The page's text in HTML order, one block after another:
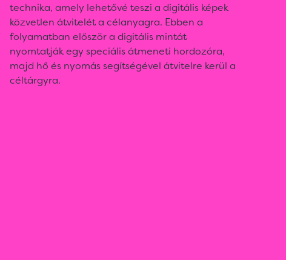
technika, amely lehetővé teszi a digitális képek
közvetlen átvitelét a célanyagra. Ebben a
folyamatban először a digitális mintát
nyomtatják egy speciális átmeneti hordozóra,
majd hő és nyomás segítségével átvitelre kerül a
céltárgyra.